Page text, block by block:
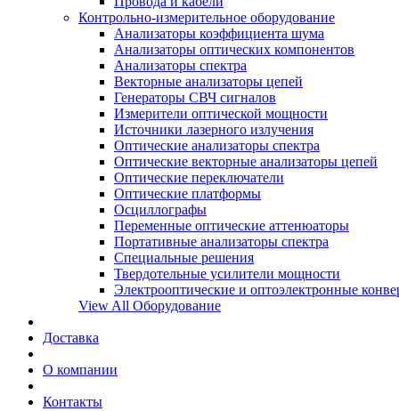
Контрольно-измерительное оборудование
Анализаторы коэффициента шума
Анализаторы оптических компонентов
Анализаторы спектра
Векторные анализаторы цепей
Генераторы СВЧ сигналов
Измерители оптической мощности
Источники лазерного излучения
Оптические анализаторы спектра
Оптические векторные анализаторы цепей
Оптические переключатели
Оптические платформы
Осциллографы
Переменные оптические аттенюаторы
Портативные анализаторы спектра
Специальные решения
Твердотельные усилители мощности
Электрооптические и оптоэлектронные
View All Оборудование
Доставка
О компании
Контакты